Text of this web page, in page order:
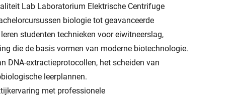
Lab Laboratorium Elektrische Centrifuge
biologie tot geavanceerde
studenten technieken voor eiwitneerslag,
die de basis vormen van moderne biotechnologie.
DNA-extractieprotocollen, het scheiden van
leerplannen.
met professionele